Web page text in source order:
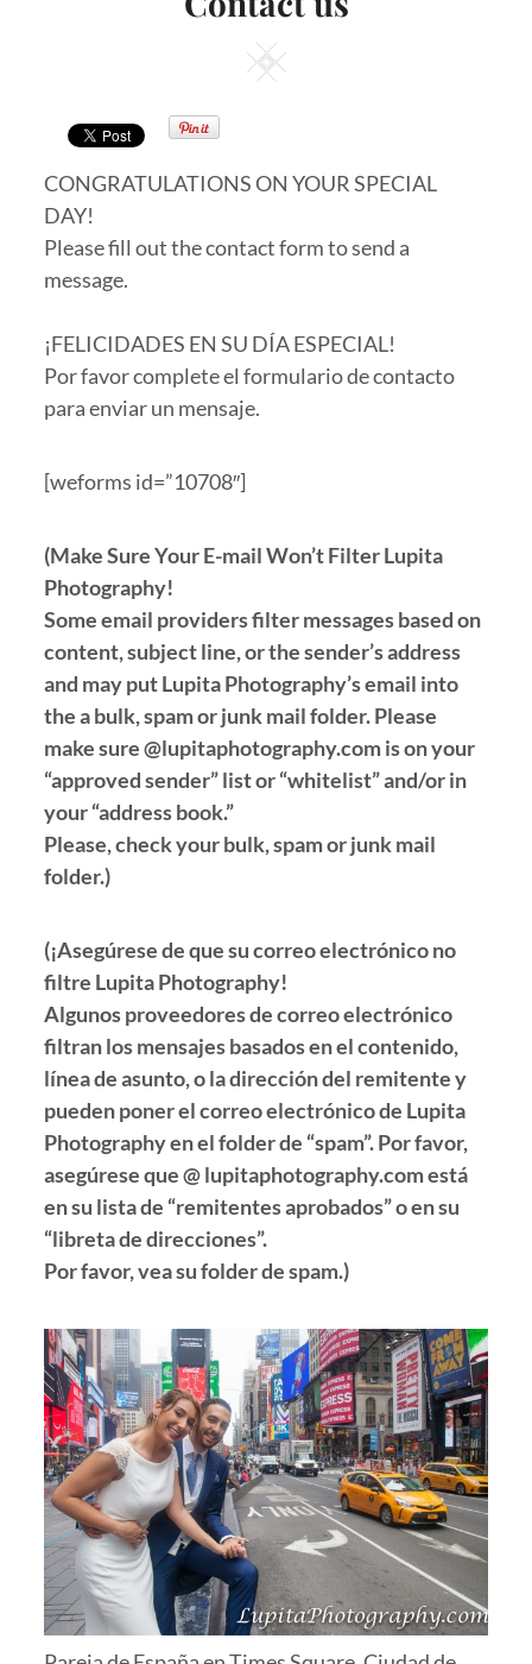
Square
CONGRATULATIONS ON YOUR SPECIAL
DAY!
Please fill out the contact form to send a
message.
¡FELICIDADES EN SU DÍA ESPECIAL!
Por favor complete el formulario de contacto
para enviar un mensaje.
[weforms id=”10708″]
(Make Sure Your E-mail Won’t Filter Lupita
Photography!
Some email providers filter messages based on
content, subject line, or the sender’s address
and may put Lupita Photography’s email into
the a bulk, spam or junk mail folder. Please
make sure @lupitaphotography.com is on your
“approved sender” list or “whitelist” and/or in
your “address book.”
Please, check your bulk, spam or junk mail
folder.)
(¡Asegúrese de que su correo electrónico no
filtre Lupita Photography!
Algunos proveedores de correo electrónico
filtran los mensajes basados en el contenido,
línea de asunto, o la dirección del remitente y
pueden poner el correo electrónico de Lupita
Photography en el folder de “spam”. Por favor,
asegúrese que @ lupitaphotography.com está
en su lista de “remitentes aprobados” o en su
“libreta de direcciones”.
Por favor, vea su folder de spam.)